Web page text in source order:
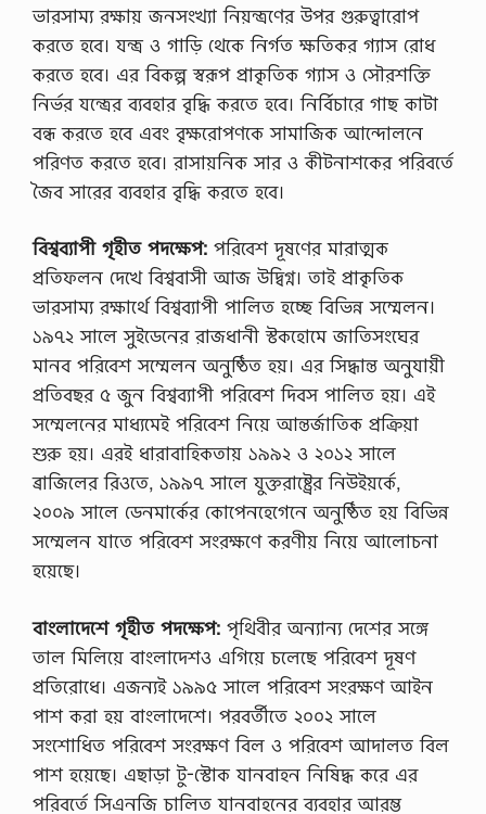
ভারসাম্য রক্ষায় জনসংখ্যা নিয়ন্ত্রণের উপর গুরুত্বারোপ
করতে হবে। যন্ত্র ও গাড়ি থেকে নির্গত ক্ষতিকর গ্যাস রোধ
করতে হবে। এর বিকল্প স্বরূপ প্রাকৃতিক গ্যাস ও সৌরশক্তি
নির্ভর যন্ত্রের ব্যবহার বৃদ্ধি করতে হবে। নির্বিচারে গাছ কাটা
বন্ধ করতে হবে এবং বৃক্ষরোপণকে সামাজিক আন্দোলনে
পরিণত করতে হবে। রাসায়নিক সার ও কীটনাশকের পরিবর্তে
জৈব সারের ব্যবহার বৃদ্ধি করতে হবে।
বিশ্বব্যাপী গৃহীত পদক্ষেপ: পরিবেশ দূষণের মারাত্মক
প্রতিফলন দেখে বিশ্ববাসী আজ উদ্বিগ্ন। তাই প্রাকৃতিক
ভারসাম্য রক্ষার্থে বিশ্বব্যাপী পালিত হচ্ছে বিভিন্ন সম্মেলন।
১৯৭২ সালে সুইডেনের রাজধানী স্টকহোমে জাতিসংঘের
মানব পরিবেশ সম্মেলন অনুষ্ঠিত হয়। এর সিদ্ধান্ত অনুযায়ী
প্রতিবছর ৫ জুন বিশ্বব্যাপী পরিবেশ দিবস পালিত হয়। এই
সম্মেলনের মাধ্যমেই পরিবেশ নিয়ে আন্তর্জাতিক প্রক্রিয়া
শুরু হয়। এরই ধারাবাহিকতায় ১৯৯২ ও ২০১২ সালে
ব্রাজিলের রিওতে, ১৯৯৭ সালে যুক্তরাষ্ট্রের নিউইয়র্কে,
২০০৯ সালে ডেনমার্কের কোপেনহেগেনে অনুষ্ঠিত হয় বিভিন্ন
সম্মেলন যাতে পরিবেশ সংরক্ষণে করণীয় নিয়ে আলোচনা
হয়েছে।
বাংলাদেশে গৃহীত পদক্ষেপ: পৃথিবীর অন্যান্য দেশের সঙ্গে
তাল মিলিয়ে বাংলাদেশও এগিয়ে চলেছে পরিবেশ দূষণ
প্রতিরোধে। এজন্যই ১৯৯৫ সালে পরিবেশ সংরক্ষণ আইন
পাশ করা হয় বাংলাদেশে। পরবর্তীতে ২০০২ সালে
সংশোধিত পরিবেশ সংরক্ষণ বিল ও পরিবেশ আদালত বিল
পাশ হয়েছে। এছাড়া টু-স্টোক যানবাহন নিষিদ্ধ করে এর
পরিবর্তে সিএনজি চালিত যানবাহনের ব্যবহার আরম্ভ